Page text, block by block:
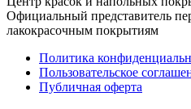
Официальный представитель
лакокрасочным покрытиям
Политика
Пользовательское
Публичная оферта